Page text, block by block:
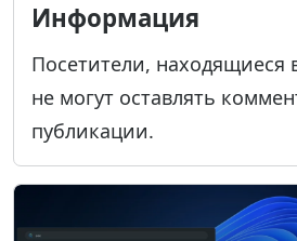
Информация
Посетители, находящиеся
не могут оставлять
публикации.